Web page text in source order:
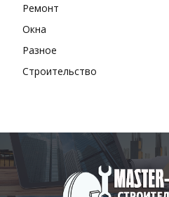
Ремонт
Окна
Разное
Строительство